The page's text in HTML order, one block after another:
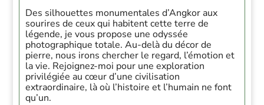
Des silhouettes monumentales d’Angkor aux
sourires de ceux qui habitent cette terre de
légende, je vous propose une odyssée
photographique totale. Au-delà du décor de
pierre, nous irons chercher le regard, l’émotion et
la vie. Rejoignez-moi pour une exploration
privilégiée au cœur d’une civilisation
extraordinaire, là où l’histoire et l’humain ne font
qu’un.